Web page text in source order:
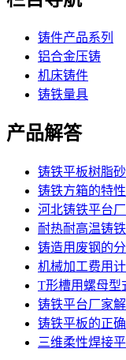
铸件产品系列
铝合金压铸
机床铸件
铸铁量具
产品解答
铸铁平板树脂
铸铁方箱的特
河北铸铁平台
耐热耐高温铸
铸造用废钢的
机械加工费用
T形槽用螺母型
铸铁平台厂家
铸铁平板的正
三维柔性焊接